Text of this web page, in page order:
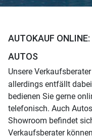
AUTOKAUF
AUTOS
Unsere
allerdings entfällt
bedienen Sie gerne
telefonisch. Auch
Showroom befindet
Verkaufsberater